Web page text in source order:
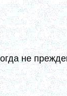
не может
его –
не
Она –
надобно,